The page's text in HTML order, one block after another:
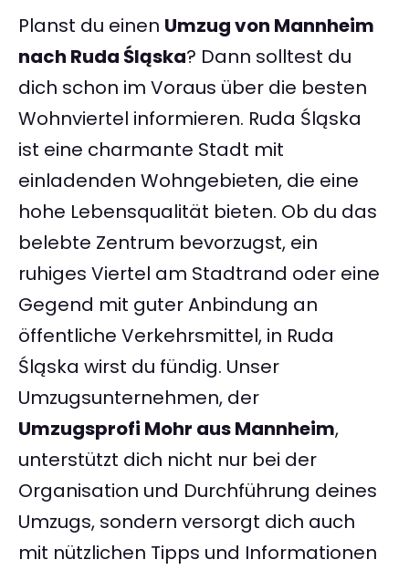
Planst du einen Umzug von Mannheim
nach Ruda Śląska? Dann solltest du
dich schon im Voraus über die besten
Wohnviertel informieren. Ruda Śląska
ist eine charmante Stadt mit
einladenden Wohngebieten, die eine
hohe Lebensqualität bieten. Ob du das
belebte Zentrum bevorzugst, ein
ruhiges Viertel am Stadtrand oder eine
Gegend mit guter Anbindung an
öffentliche Verkehrsmittel, in Ruda
Śląska wirst du fündig. Unser
Umzugsunternehmen, der
Umzugsprofi Mohr aus Mannheim,
unterstützt dich nicht nur bei der
Organisation und Durchführung deines
Umzugs, sondern versorgt dich auch
mit nützlichen Tipps und Informationen